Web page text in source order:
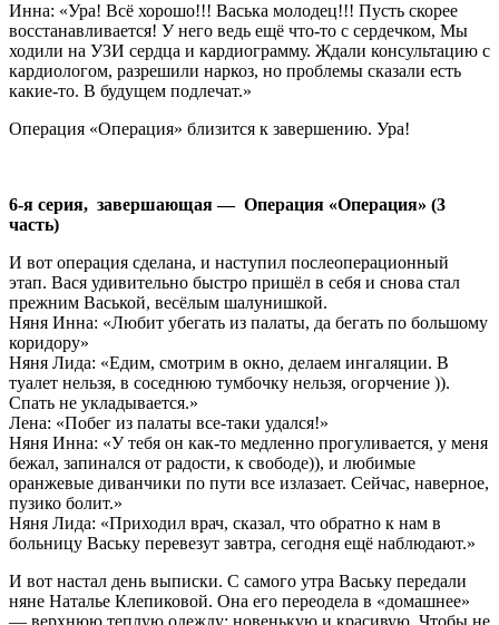
Инна: «Ура! Всё хорошо!!! Васька молодец!!! Пусть скорее
восстанавливается! У него ведь ещё что-то с сердечком, Мы
ходили на УЗИ сердца и кардиограмму. Ждали консультацию с
кардиологом, разрешили наркоз, но проблемы сказали есть
какие-то. В будущем подлечат.»
Операция «Операция» близится к завершению. Ура!
6-я серия, завершающая — Операция «Операция» (3
часть)
И вот операция сделана, и наступил послеоперационный
этап. Вася удивительно быстро пришёл в себя и снова стал
прежним Васькой, весёлым шалунишкой.
Няня Инна: «Любит убегать из палаты, да бегать по большому
коридору»
Няня Лида: «Едим, смотрим в окно, делаем ингаляции. В
туалет нельзя, в соседнюю тумбочку нельзя, огорчение )).
Спать не укладывается.»
Лена: «Побег из палаты все-таки удался!»
Няня Инна: «У тебя он как-то медленно прогуливается, у меня
бежал, запинался от радости, к свободе)), и любимые
оранжевые диванчики по пути все излазает. Сейчас, наверное,
пузико болит.»
Няня Лида: «Приходил врач, сказал, что обратно к нам в
больницу Ваську перевезут завтра, сегодня ещё наблюдают.»
И вот настал день выписки. С самого утра Ваську передали
няне Наталье Клепиковой. Она его переодела в «домашнее»